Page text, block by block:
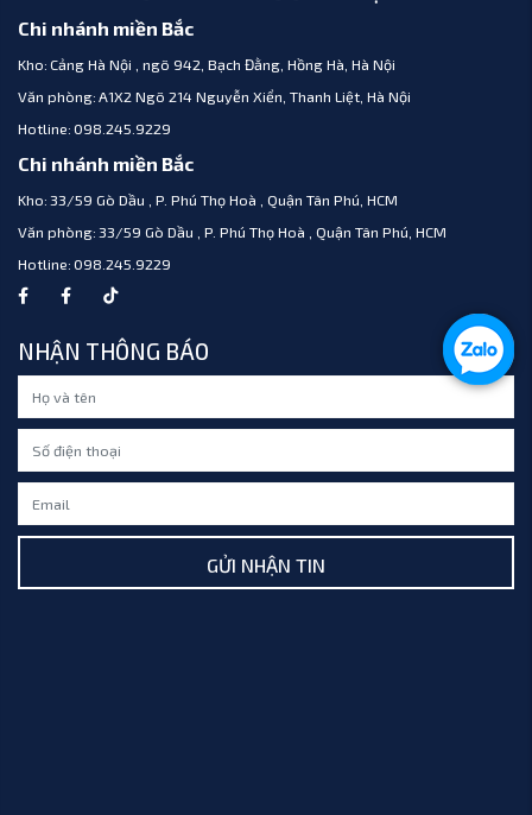
Chi nhánh miền Bắc
Kho: Cảng Hà Nội , ngõ 942, Bạch Đằng, Hồng Hà, Hà Nội
Văn phòng: A1X2 Ngõ 214 Nguyễn Xiển, Thanh Liệt, Hà Nội
Hotline: 098.245.9229
Chi nhánh miền Bắc
Kho: 33/59 Gò Dầu , P. Phú Thọ Hoà , Quận Tân Phú, HCM
Văn phòng: 33/59 Gò Dầu , P. Phú Thọ Hoà , Quận Tân Phú, HCM
Hotline: 098.245.9229
NHẬN THÔNG BÁO
GỬI NHẬN TIN